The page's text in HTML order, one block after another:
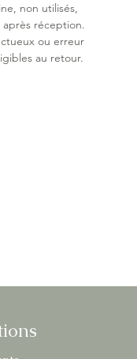
non utilisés,
après réception.
ou erreur
au retour.